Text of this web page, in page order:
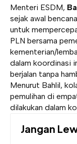
Menteri ESDM,
sejak awal
untuk
PLN bersama
kementerian/
dalam koordinasi
berjalan tanpa
Menurut Bahlil,
pemulihan di
dilakukan dalam
Jangan